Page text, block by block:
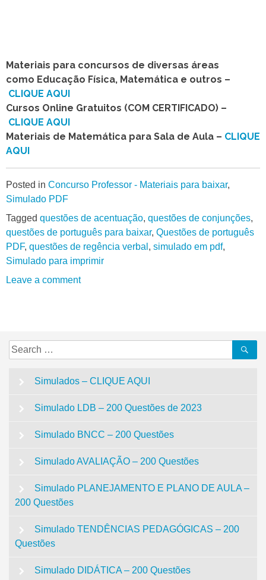
Materiais para concursos de diversas áreas
como Educação Física, Matemática e outros –
CLIQUE AQUI
Cursos Online Gratuitos (COM CERTIFICADO) –
CLIQUE AQUI
Materiais de Matemática para Sala de Aula – CLIQUE
AQUI
Posted in Concurso Professor - Materiais para baixar,
Simulado PDF
Tagged questões de acentuação, questões de conjunções,
questões de português para baixar, Questões de português
PDF, questões de regência verbal , simulado em pdf,
Simulado para imprimir
Leave a comment
Search
for:
Simulados – CLIQUE AQUI
Simulado LDB – 200 Questões de 2023
Simulado BNCC – 200 Questões
Simulado AVALIAÇÃO – 200 Questões
Simulado PLANEJAMENTO E PLANO DE AULA –
200 Questões
Simulado TENDÊNCIAS PEDAGÓGICAS – 200
Questões
Simulado DIDÁTICA – 200 Questões